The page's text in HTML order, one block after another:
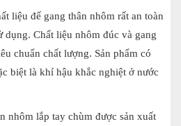
liệu đế gang thân nhôm rất an toàn
dụng. Chất liệu nhôm đúc và gang
chuẩn chất lượng. Sản phẩm có
biệt là khí hậu khắc nghiệt ở nước
nhôm lắp tay chùm được sản xuất